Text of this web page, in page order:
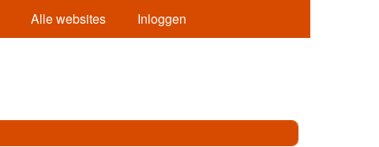
Alle websites Inloggen